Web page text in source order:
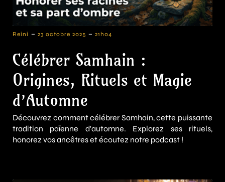
Reini - 23 octobre 2025 - 21h04
Célébrer Samhain :
Origines, Rituels et Magie
d’Automne
Découvrez comment célébrer Samhain, cette puissante
tradition païenne d'automne. Explorez ses rituels,
honorez vos ancêtres et écoutez notre podcast !